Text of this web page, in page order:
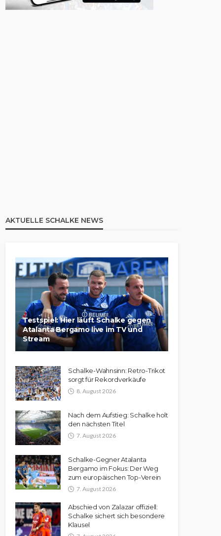
AKTUELLE SCHALKE NEWS
Testspiel: Hier läuft Schalke gegen
Atalanta Bergamo live im TV und
Stream
Schalke-Wahnsinn: Retro-Trikot
sorgt für Rekordverkäufe
8. August 2026
Nach dem Aufstieg: Schalke holt
den nächsten Titel
7. August 2026
Schalke-Gegner Atalanta
Bergamo im Fokus: Der Weg
zum europäischen Top-Verein
7. August 2026
Abschied von Zalazar offiziell:
Schalke sichert sich besondere
Klausel